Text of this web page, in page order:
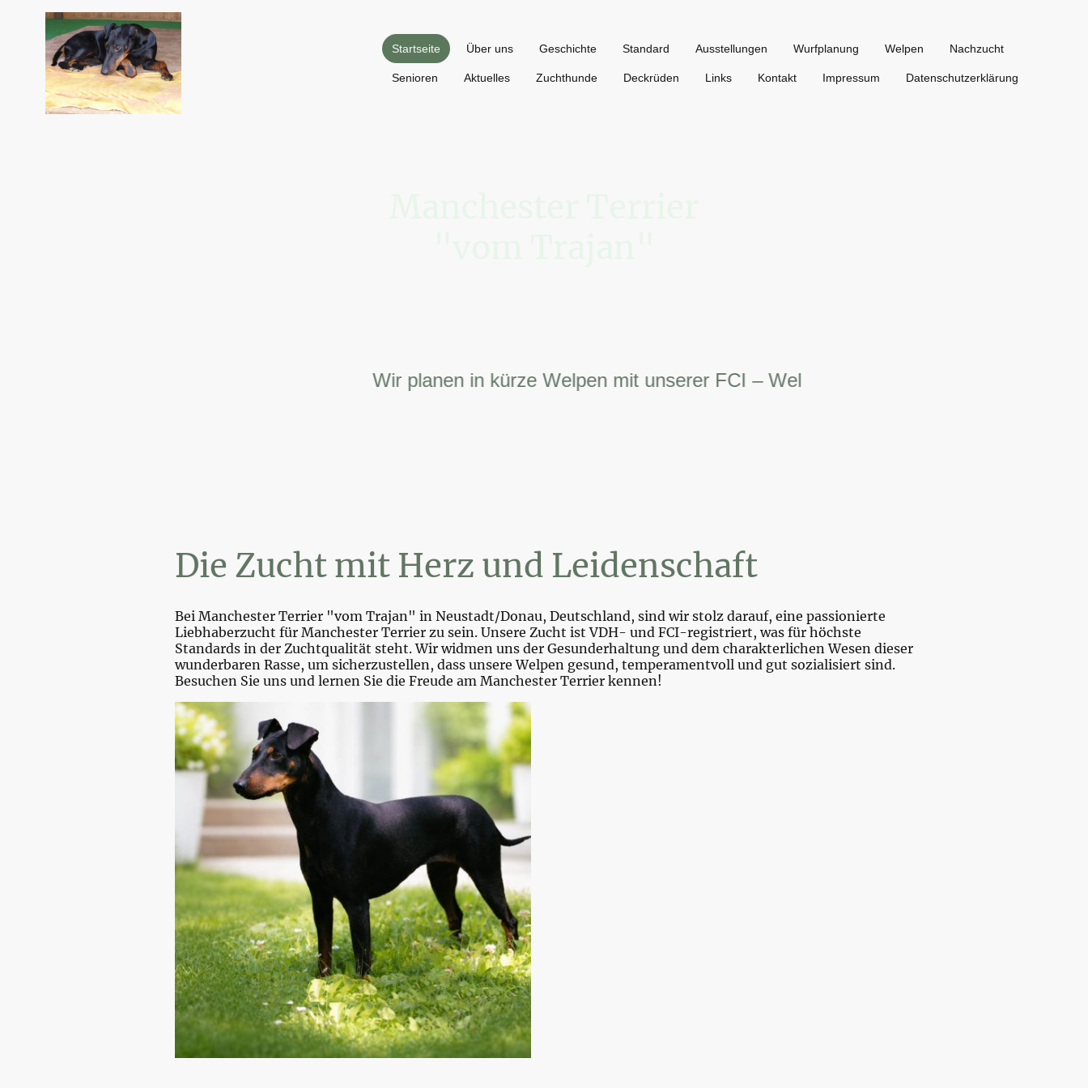
Startseite Über uns Geschichte Standard Ausstellungen Wurfplanung Welpen Nachzucht
Senioren Aktuelles Zuchthunde Deckrüden Links Kontakt Impressum Datenschutzerklärung
Wir planen in kürze Welpen mit unserer FCI – Weltsiegerin.
Die Zucht mit Herz und Leidenschaft
Bei Manchester Terrier "vom Trajan" in Neustadt/Donau, Deutschland, sind wir stolz darauf, eine passionierte
Liebhaberzucht für Manchester Terrier zu sein. Unsere Zucht ist VDH- und FCI-registriert, was für höchste
Standards in der Zuchtqualität steht. Wir widmen uns der Gesunderhaltung und dem charakterlichen Wesen dieser
wunderbaren Rasse, um sicherzustellen, dass unsere Welpen gesund, temperamentvoll und gut sozialisiert sind.
Besuchen Sie uns und lernen Sie die Freude am Manchester Terrier kennen!